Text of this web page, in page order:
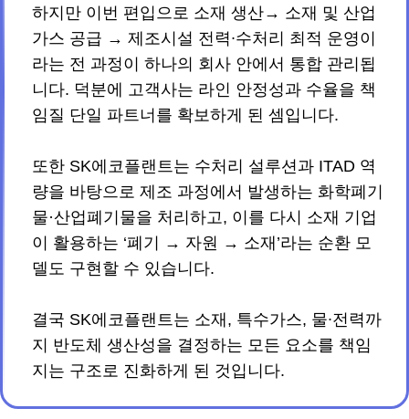
하지만 이번 편입으로 소재 생산→ 소재 및 산업
가스 공급 → 제조시설 전력∙수처리 최적 운영이
라는 전 과정이 하나의 회사 안에서 통합 관리됩
니다. 덕분에 고객사는 라인 안정성과 수율을 책
임질 단일 파트너를 확보하게 된 셈입니다.
또한 SK에코플랜트는 수처리 설루션과 ITAD 역
량을 바탕으로 제조 과정에서 발생하는 화학폐기
물·산업폐기물을 처리하고, 이를 다시 소재 기업
이 활용하는 ‘폐기 → 자원 → 소재’라는 순환 모
델도 구현할 수 있습니다.
결국 SK에코플랜트는 소재, 특수가스, 물∙전력까
지 반도체 생산성을 결정하는 모든 요소를 책임
지는 구조로 진화하게 된 것입니다.